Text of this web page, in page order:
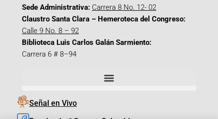
Sede Administrativa: Carrera 8 No. 12- 02
Claustro Santa Clara – Hemeroteca del Congreso:
Calle 9 No. 8 – 92
Biblioteca Luis Carlos Galán Sarmiento:
Carrera 6 # 8–94
Señal en Vivo